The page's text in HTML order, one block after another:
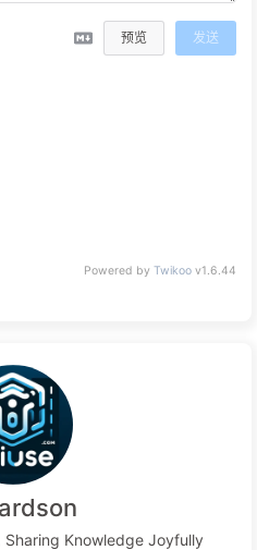
预览 发送
Powered by Twikoo v1.6.44
Knowledge Joyfully